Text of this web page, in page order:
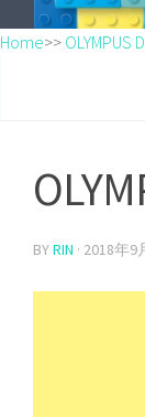
Home>> OLYMPUS
BYRIN · 2018年9